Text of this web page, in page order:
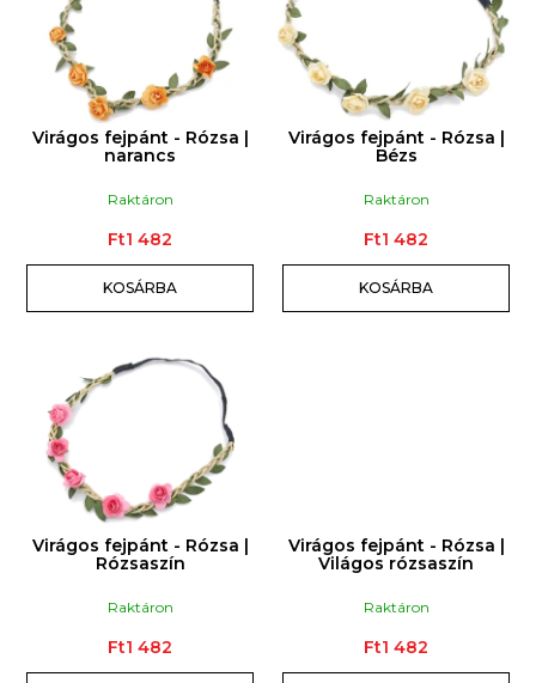
T
Á
Virágos fejpánt - Rózsa |
narancs
Raktáron
Ft1 482
KOSÁRBA
Virágos fejpánt - Rózsa |
Bézs
Raktáron
Ft1 482
KOSÁRBA
Virágos fejpánt - Rózsa |
Rózsaszín
Raktáron
Ft1 482
Virágos fejpánt - Rózsa |
Világos rózsaszín
Raktáron
Ft1 482